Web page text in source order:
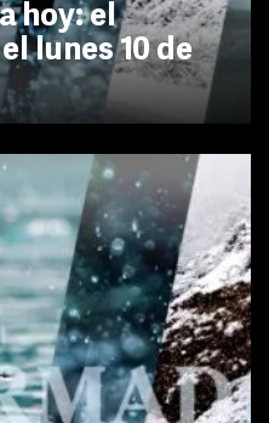
hoy: el
lunes 10 de